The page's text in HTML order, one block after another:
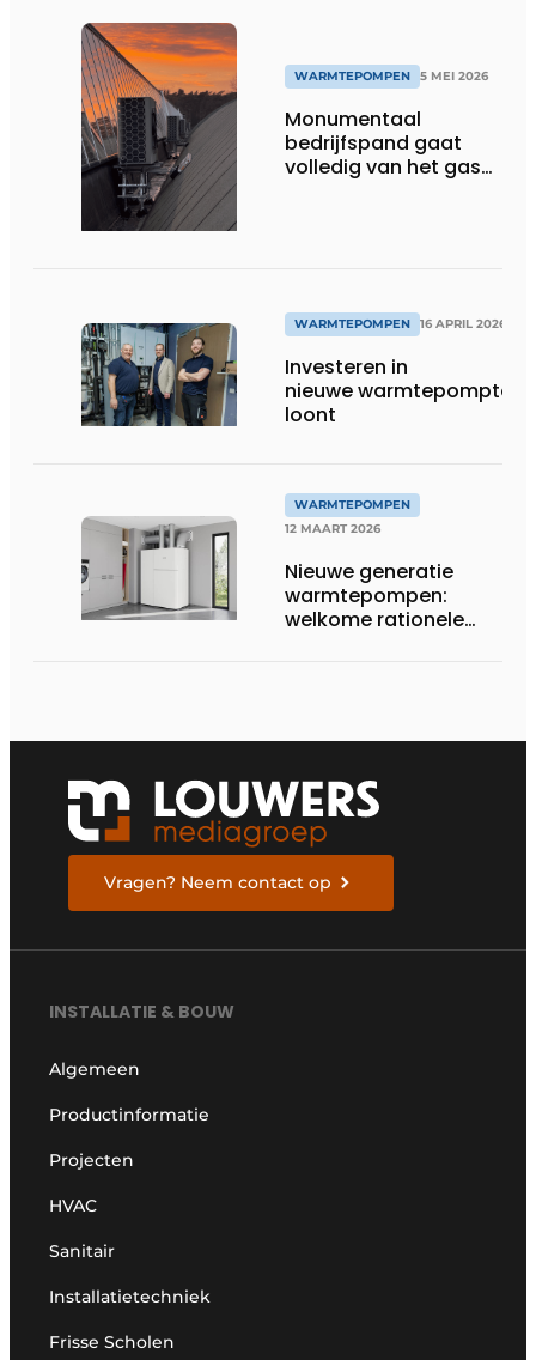
WARMTEPOMPEN 5 MEI 2026
Monumentaal
bedrijfspand gaat
volledig van het gas
WARMTEPOMPEN 16 APRIL 2026
Investeren in
nieuwe
loont
WARMTEPOMPEN
12 MAART 2026
Nieuwe generatie
warmtepompen:
welkome rationele
Vragen? Neem contact op
INSTALLATIE & BOUW
Algemeen
Productinformatie
Projecten
HVAC
Sanitair
Installatietechniek
Frisse Scholen